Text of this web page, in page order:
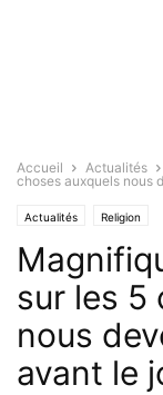
Accueil Actualités
choses auxquels nous
Actualités Religion
sur les 5
nous
avant le